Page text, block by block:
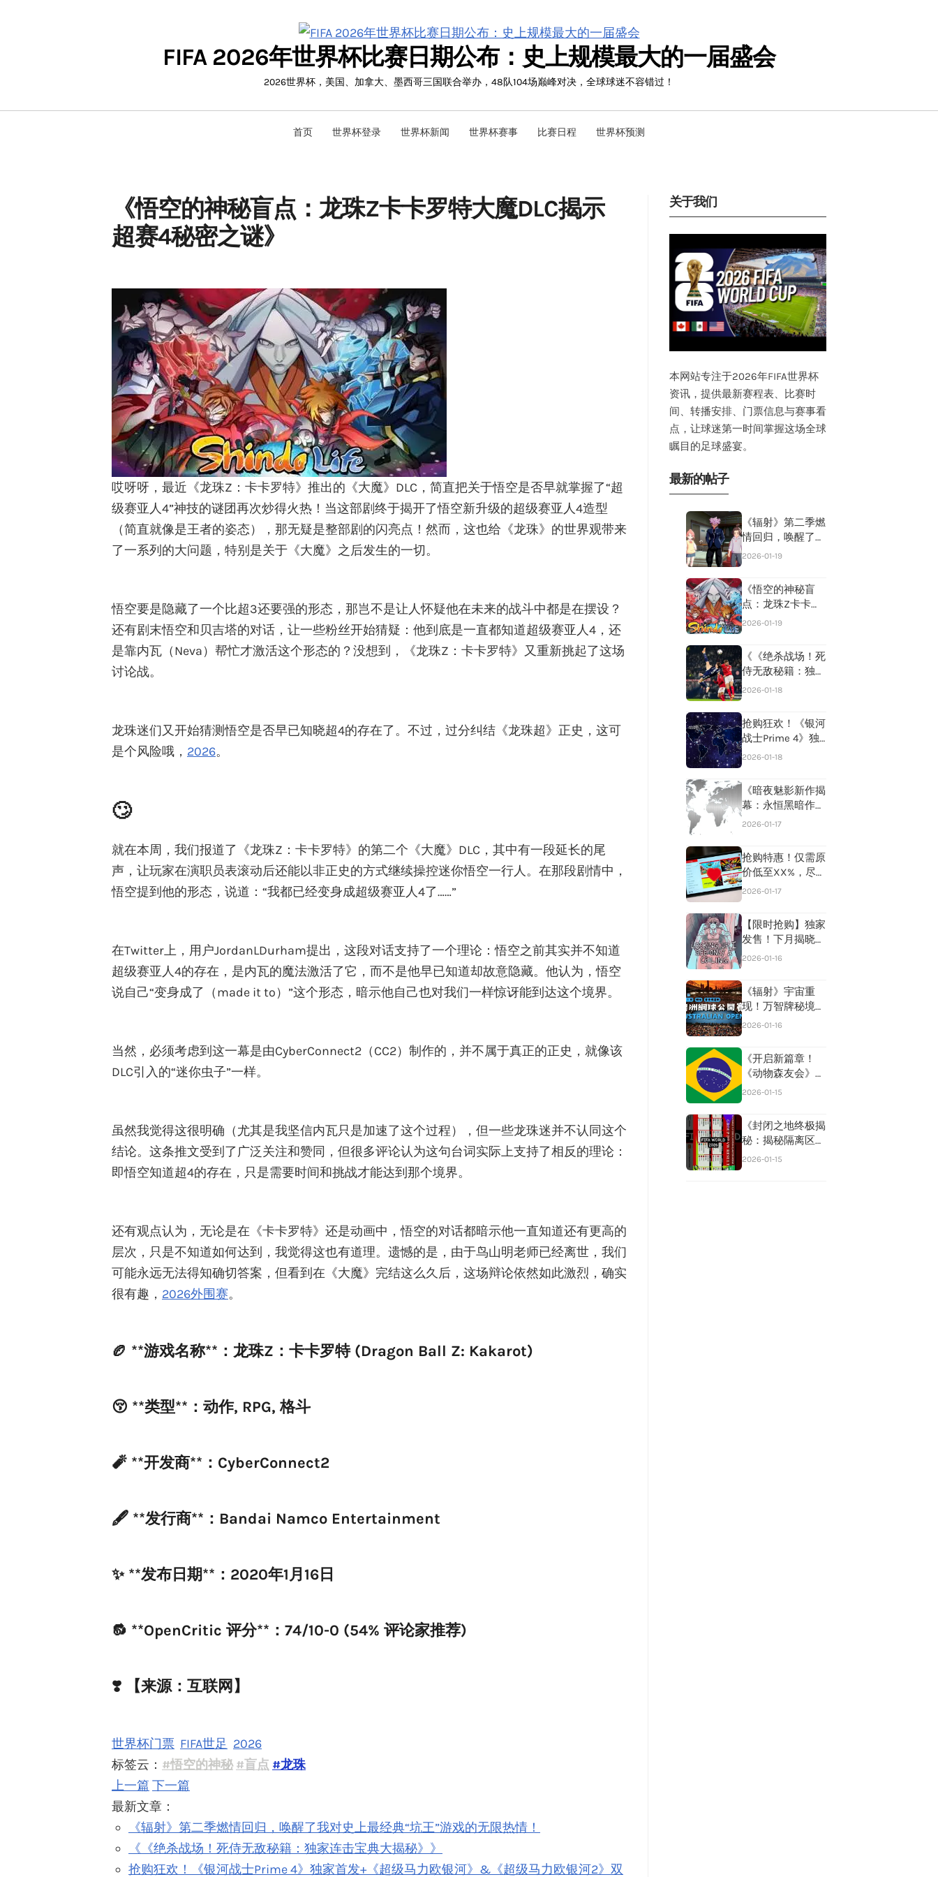
FIFA 2026年世界杯比赛日期公布：史上规模最大的一届盛会
2026世界杯，美国、加拿大、墨西哥三国联合举办，48队104场巅峰对决，全球球迷不容错过！
首页 世界杯登录 世界杯新闻 世界杯赛事 比赛日程 世界杯预测
《悟空的神秘盲点：龙珠Z卡卡罗特大魔DLC揭示
超赛4秘密之谜》
哎呀呀，最近《龙珠Z：卡卡罗特》推出的《大魔》DLC，简直把关于悟空是否早就掌握了“超
级赛亚人4”神技的谜团再次炒得火热！当这部剧终于揭开了悟空新升级的超级赛亚人4造型
（简直就像是王者的姿态），那无疑是整部剧的闪亮点！然而，这也给《龙珠》的世界观带来
了一系列的大问题，特别是关于《大魔》之后发生的一切。
悟空要是隐藏了一个比超3还要强的形态，那岂不是让人怀疑他在未来的战斗中都是在摆设？
还有剧末悟空和贝吉塔的对话，让一些粉丝开始猜疑：他到底是一直都知道超级赛亚人4，还
是靠内瓦（Neva）帮忙才激活这个形态的？没想到，《龙珠Z：卡卡罗特》又重新挑起了这场
讨论战。
龙珠迷们又开始猜测悟空是否早已知晓超4的存在了。不过，过分纠结《龙珠超》正史，这可
是个风险哦， 2026。
🙄
就在本周，我们报道了《龙珠Z：卡卡罗特》的第二个《大魔》DLC，其中有一段延长的尾
声，让玩家在演职员表滚动后还能以非正史的方式继续操控迷你悟空一行人。在那段剧情中，
悟空提到他的形态，说道：“我都已经变身成超级赛亚人4了……”
在Twitter上，用户JordanLDurham提出，这段对话支持了一个理论：悟空之前其实并不知道
超级赛亚人4的存在，是内瓦的魔法激活了它，而不是他早已知道却故意隐藏。他认为，悟空
说自己“变身成了（made it to）”这个形态，暗示他自己也对我们一样惊讶能到达这个境界。
当然，必须考虑到这一幕是由CyberConnect2（CC2）制作的，并不属于真正的正史，就像该
DLC引入的“迷你虫子”一样。
虽然我觉得这很明确（尤其是我坚信内瓦只是加速了这个过程），但一些龙珠迷并不认同这个
结论。这条推文受到了广泛关注和赞同，但很多评论认为这句台词实际上支持了相反的理论：
即悟空知道超4的存在，只是需要时间和挑战才能达到那个境界。
还有观点认为，无论是在《卡卡罗特》还是动画中，悟空的对话都暗示他一直知道还有更高的
层次，只是不知道如何达到，我觉得这也有道理。遗憾的是，由于鸟山明老师已经离世，我们
可能永远无法得知确切答案，但看到在《大魔》完结这么久后，这场辩论依然如此激烈，确实
很有趣， 2026外围赛。
🏉 **游戏名称**：龙珠Z：卡卡罗特 (Dragon Ball Z: Kakarot)
😚 **类型**：动作, RPG, 格斗
🧨 **开发商**：CyberConnect2
🖋️ **发行商**：Bandai Namco Entertainment
✨ **发布日期**：2020年1月16日
🔂 **OpenCritic 评分**：74/10-0 (54% 评论家推荐)
❣️ 【来源：互联网】
世界杯门票 FIFA世足 2026
标签云： #悟空的神秘 #盲点 #龙珠
上一篇 下一篇
最新文章：
《辐射》第二季燃情回归，唤醒了我对史上最经典“坑王”游戏的无限热情！
《《绝杀战场！死侍无敌秘籍：独家连击宝典大揭秘》》
抢购狂欢！《银河战士Prime 4》独家首发+《超级马力欧银河》&《超级马力欧银河2》双
关于我们
本网站专注于2026年FIFA世界杯
资讯，提供最新赛程表、比赛时
间、转播安排、门票信息与赛事看
点，让球迷第一时间掌握这场全球
瞩目的足球盛宴。
最新的帖子
《辐射》第二季燃
情回归，唤醒了我
对史上最经典“坑
情！
2026-01-19
《悟空的神秘盲
点：龙珠Z卡卡罗
特大魔DLC揭示超
2026-01-19
《《绝杀战场！死
侍无敌秘籍：独家
连击宝典大揭
2026-01-18
抢购狂欢！《银河
战士Prime 4》独
家首发+《超级马
级马力欧银河2》
双响炮，《小小梦
魇3》领衔多款热
门大作，错过等一
2026-01-18
《暗夜魅影新作揭
幕：永恒黑暗作者
匠心独运再掀哥特
2026-01-17
抢购特惠！仅需原
价低至XX%，尽享
华硕ROG Ally X游
🎮🔥
2026-01-17
【限时抢购】独家
发售！下月揭晓
《生化危机：安魂
藏版腕间闪耀！
2026-01-16
《辐射》宇宙重
现！万智牌秘境宝
藏大揭秘，22张
2026-01-16
《开启新篇章！
《动物森友会》
2.0升级后必玩攻
2026-01-15
《封闭之地终极揭
秘：揭秘隔离区终
极攻略》
2026-01-15